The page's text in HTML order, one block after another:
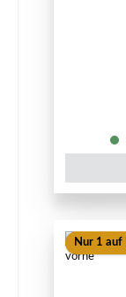
Nur 1 auf